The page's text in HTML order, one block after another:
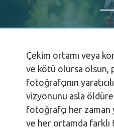
Çekim ortamı veya
ve kötü olursa olsun,
fotoğrafçının
vizyonunu asla
fotoğrafçı her zaman
ve her ortamda